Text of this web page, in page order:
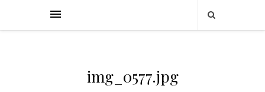
img_0577.jpg